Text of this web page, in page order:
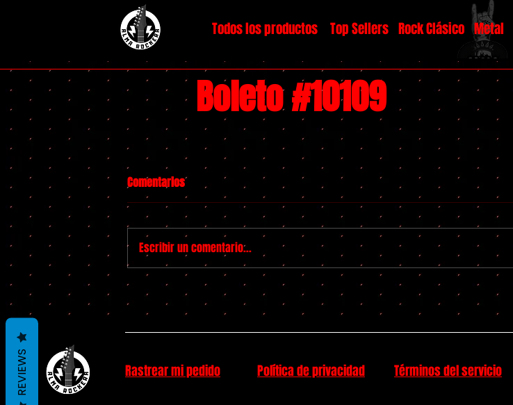
Top Sellers Rock Clásico Metal
Todos los productos
Boleto #10109
Comentarios
Escribir un comentario...
Rastrear mi pedido Política de privacidad Términos del servicio
REVIEWS